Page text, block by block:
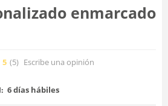
enmarcado
5 (5) Escribe una opinión
6 días hábiles